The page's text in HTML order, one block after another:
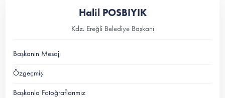
Halil POSBIYIK
Kdz. Ereğli Belediye Başkanı
Başkanın Mesajı
Özgeçmiş
Başkanla Fotoğraflarımız